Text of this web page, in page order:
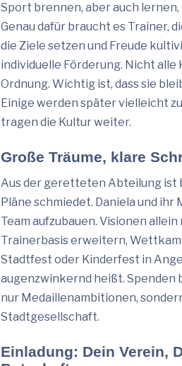
Sport brennen, aber auch lernen,
Genau dafür braucht es Trainer,
die Ziele setzen und Freude
individuelle Förderung. Nicht
Ordnung. Wichtig ist, dass sie
Einige werden später vielleicht
tragen die Kultur weiter.
Große Träume, klare
Aus der geretteten Abteilung ist
Pläne schmiedet. Daniela und
Team aufzubauen. Visionen
Trainerbasis erweitern,
Stadtfest oder Kinderfest in
augenzwinkernd heißt.
nur Medaillenambitionen,
Stadtgesellschaft.
Einladung: Dein Verein,